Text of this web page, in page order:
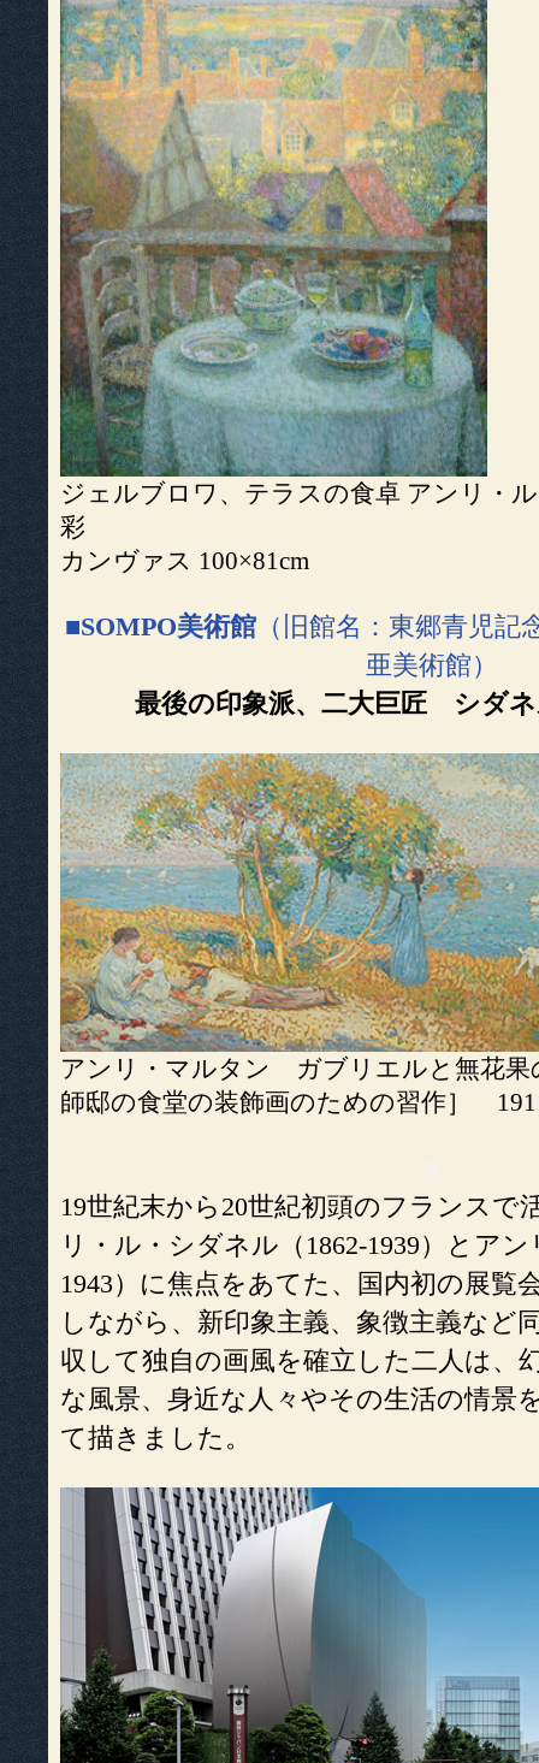
ジェルブロワ、テラスの食卓 アンリ・
彩
カンヴァス 100×81cm
■SOMPO美術館 （旧館名：東郷青児
亜美術館）
最後の印象派、二大巨匠 シダ
アンリ・マルタン ガブリエルと無花果
師邸の食堂の装飾画のための習作］
19世紀末から20世紀初頭のフランスで
リ・ル・シダネル（1862-1939）とア
1943）に焦点をあてた、国内初の展覧
しながら、新印象主義、象徴主義など
収して独自の画風を確立した二人は、
な風景、身近な人々やその生活の情景
て描きました。